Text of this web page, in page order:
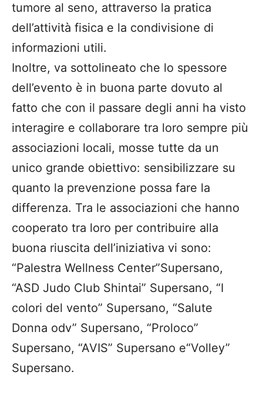
tumore al seno, attraverso la pratica
dell’attività fisica e la condivisione di
informazioni utili.
Inoltre, va sottolineato che lo spessore
dell’evento è in buona parte dovuto al
fatto che con il passare degli anni ha visto
interagire e collaborare tra loro sempre più
associazioni locali, mosse tutte da un
unico grande obiettivo: sensibilizzare su
quanto la prevenzione possa fare la
differenza. Tra le associazioni che hanno
cooperato tra loro per contribuire alla
buona riuscita dell’iniziativa vi sono:
“Palestra Wellness Center”Supersano,
“ASD Judo Club Shintai” Supersano, “I
colori del vento” Supersano, “Salute
Donna odv” Supersano, “Proloco”
Supersano, “AVIS” Supersano e“Volley”
Supersano.